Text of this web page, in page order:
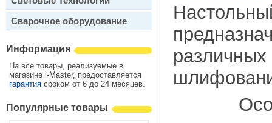
Сварочное оборудование
Информация
На все товары, реализуемые в
магазине i-Master, предоставляется
гарантия сроком от 6 до 24 месяцев.
Популярные товары